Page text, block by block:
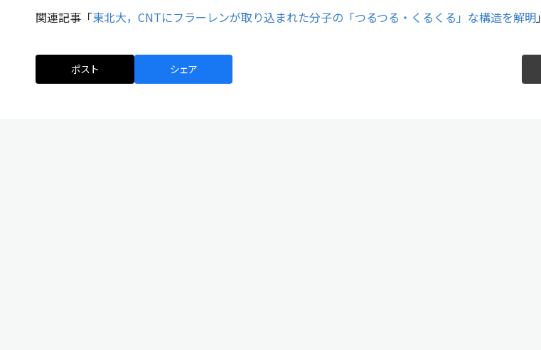
関連記事「東北大，CNTにフラーレンが取り込まれた分子の「つるつる・くるくる」な構造を解明」
ポスト シェア